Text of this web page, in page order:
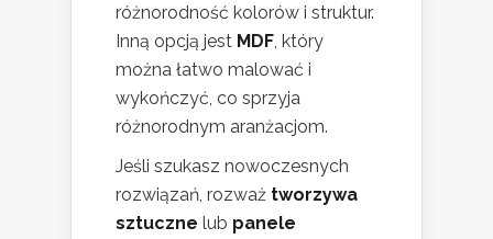
różnorodność kolorów i struktur.
Inną opcją jest MDF, który
można łatwo malować i
wykończyć, co sprzyja
różnorodnym aranżacjom.
Jeśli szukasz nowoczesnych
rozwiązań, rozważ tworzywa
sztuczne lub panele